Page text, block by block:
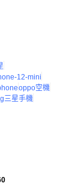
12-mini
oppo空機
三星手機